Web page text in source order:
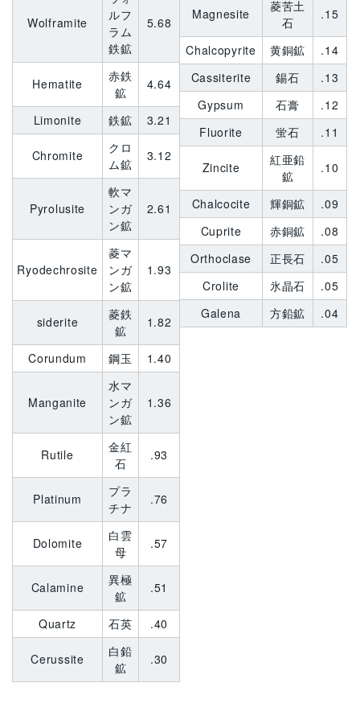
Wolframite
ルフ
ラム
鉄鉱
5.68
Hematite
赤鉄
鉱
4.64
Limonite 鉄鉱 3.21
Chromite
クロ
ム鉱
3.12
Pyrolusite
軟マ
ンガ
ン鉱
2.61
Ryodechrosite
菱マ
ンガ
ン鉱
1.93
siderite
菱鉄
鉱
1.82
Corundum 鋼玉 1.40
Manganite
水マ
ンガ
ン鉱
1.36
Rutile
金紅
石
.93
Platinum
プラ
チナ
.76
Dolomite
白雲
母
.57
Calamine
異極
鉱
.51
Quartz 石英 .40
Cerussite
白鉛
鉱
.30
Magnesite
菱苦土
石
.15
Chalcopyrite 黄銅鉱
.14
Cassiterite
錫石
.13
Gypsum
石膏
.12
Fluorite
蛍石 .11
Zincite
紅亜鉛
鉱
.10
Chalcocite 輝銅鉱
.09
Cuprite
赤銅鉱
.08
Orthoclase
正長石
.05
Crolite
氷晶石
.05
Galena
方鉛鉱 .04